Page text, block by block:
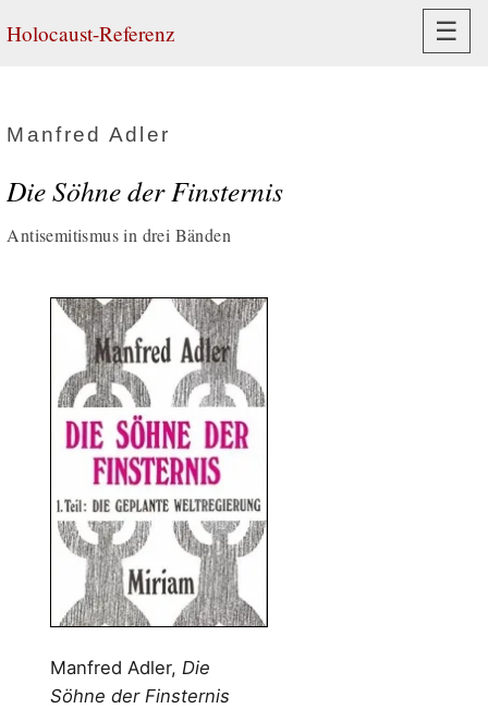
Holocaust-Referenz ☰
Manfred Adler
Die Söhne der Finsternis
Antisemitismus in drei Bänden
Manfred Adler,Die
Söhne der Finsternis